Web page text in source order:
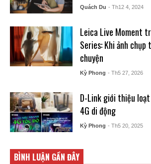
Quách Du - Th12 4, 2024
Leica Live Moment
Series: Khi ảnh
chuyện
Kỳ Phong - Th5 27, 2026
D-Link giới thiệu
4G di động
Kỳ Phong - Th5 20, 2025
BÌNH LUẬN GẦN ĐÂY